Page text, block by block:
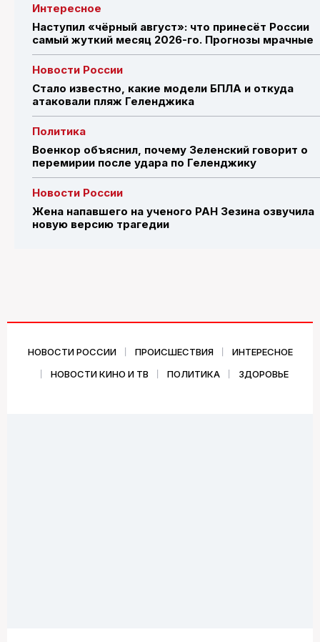
Интересное
Наступил «чёрный август»: что принесёт России
самый жуткий месяц 2026-го. Прогнозы мрачные
Новости России
Стало известно, какие модели БПЛА и откуда
атаковали пляж Геленджика
Политика
Военкор объяснил, почему Зеленский говорит о
перемирии после удара по Геленджику
Новости России
Жена напавшего на ученого РАН Зезина озвучила
новую версию трагедии
НОВОСТИ РОССИИ ПРОИСШЕСТВИЯ
ИНТЕРЕСНОЕ
НОВОСТИ КИНО И ТВ
ПОЛИТИКА ЗДОРОВЬЕ